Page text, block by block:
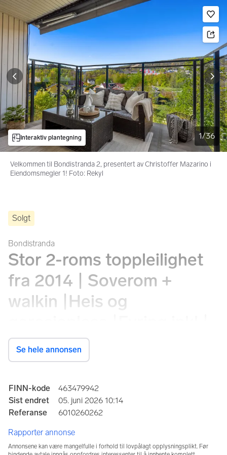
Gå til annonsen
Bildegalleri
1/36
Interaktiv plantegning
Velkommen til Bondistranda 2, presentert av Christoffer Mazarino i
Eiendomsmegler 1! Foto: Rekyl
Solgt
Bondistranda
Stor 2-roms toppleilighet
fra 2014 | Soverom +
walkin |Heis og
Nær tog/​buss og Asker
sentrum
Bondistranda 2, 1386 Asker
Prisantydning
4 750 000 kr
Se hele annonsen
Annonseinformasjon
FINN-kode
463479942
Sist endret
05. juni 2026 10:14
Referanse
6010260262
Rapporter annonse
Annonsene kan være mangelfulle i forhold til lovpålagt opplysningsplikt. Før